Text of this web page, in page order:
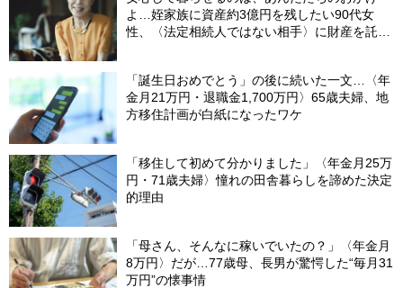
よ…姪家族に資産約3億円を残したい90代女
性、〈法定相続人ではない相手〉に財産を託せ
「誕生日おめでとう」の後に続いた一文…〈年
金月21万円・退職金1,700万円〉65歳夫婦、地
方移住計画が白紙になったワケ
「移住して初めて分かりました」〈年金月25万
円・71歳夫婦〉憧れの田舎暮らしを諦めた決定
的理由
「母さん、そんなに稼いでいたの？」〈年金月
8万円〉だが…77歳母、長男が驚愕した“毎月31
万円”の懐事情